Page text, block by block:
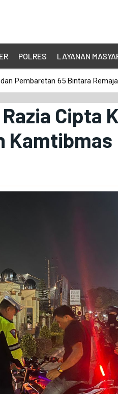
POLRES LAYANAN
Kerja Wakil Presiden
Cipta
Kamtibmas